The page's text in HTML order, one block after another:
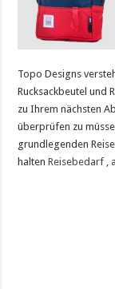
Topo Designs
Rucksackbeutel und
zu Ihrem nächsten
überprüfen zu
grundlegenden
haltenReisebedarf ,